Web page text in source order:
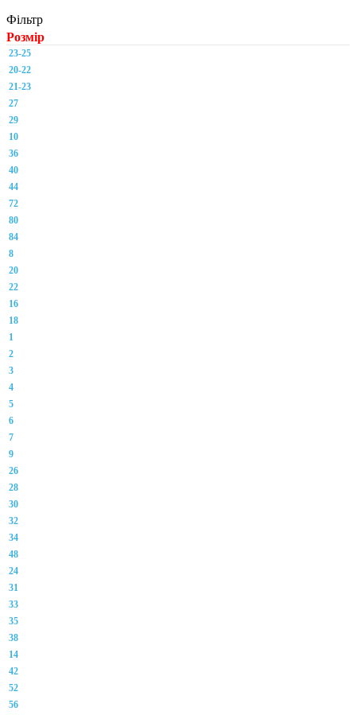
Фільтр
Розмір
23-25
20-22
21-23
27
29
10
36
40
44
72
80
84
8
20
22
16
18
1
2
3
4
5
6
7
9
26
28
30
32
34
48
24
31
33
35
38
14
42
52
56